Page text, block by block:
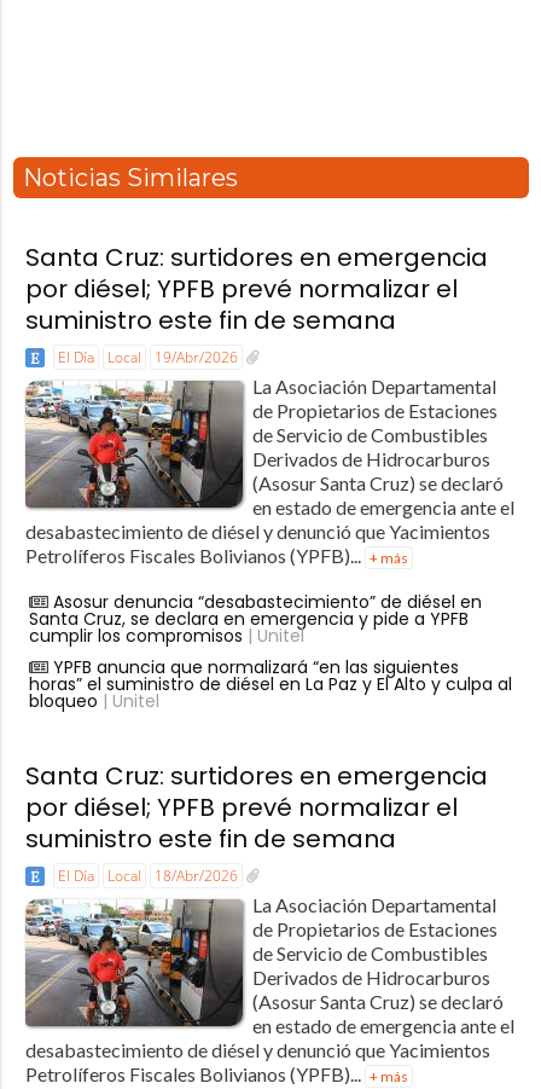
Noticias Similares
Santa Cruz: surtidores en emergencia
por diésel; YPFB prevé normalizar el
suministro este fin de semana
El Día Local 19/Abr/2026
La Asociación Departamental
de Propietarios de Estaciones
de Servicio de Combustibles
Derivados de Hidrocarburos
(Asosur Santa Cruz) se declaró
en estado de emergencia ante el
desabastecimiento de diésel y denunció que Yacimientos
Petrolíferos Fiscales Bolivianos (YPFB)... + más
Asosur denuncia “desabastecimiento” de diésel en
Santa Cruz, se declara en emergencia y pide a YPFB
cumplir los compromisos | Unitel
YPFB anuncia que normalizará “en las siguientes
horas” el suministro de diésel en La Paz y El Alto y culpa al
bloqueo | Unitel
Santa Cruz: surtidores en emergencia
por diésel; YPFB prevé normalizar el
suministro este fin de semana
El Día Local 18/Abr/2026
La Asociación Departamental
de Propietarios de Estaciones
de Servicio de Combustibles
Derivados de Hidrocarburos
(Asosur Santa Cruz) se declaró
en estado de emergencia ante el
desabastecimiento de diésel y denunció que Yacimientos
Petrolíferos Fiscales Bolivianos (YPFB)...
+ más